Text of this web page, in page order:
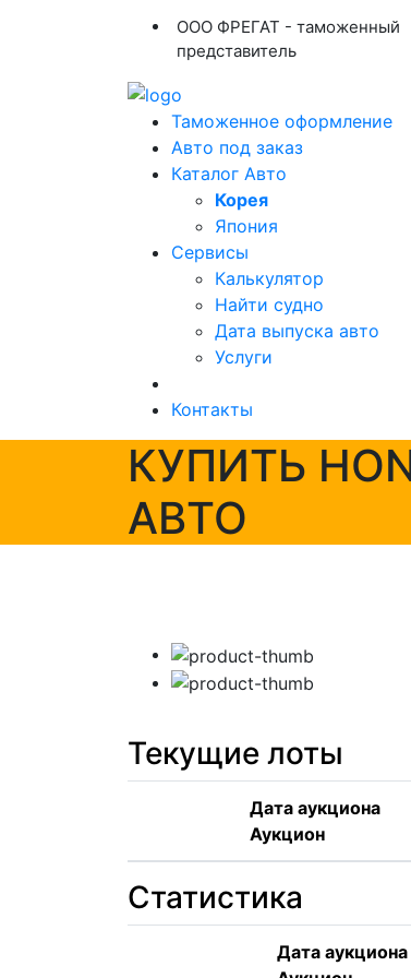
ООО ФРЕГАТ - таможенный
представитель
Таможенное оформление
Авто под заказ
Каталог Авто
Корея
Япония
Сервисы
Калькулятор
Найти судно
Дата выпуска авто
Услуги
Контакты
КУПИТЬ
АВТО
Текущие лоты
Дата аукциона
Аукцион
Статистика
Дата аукциона